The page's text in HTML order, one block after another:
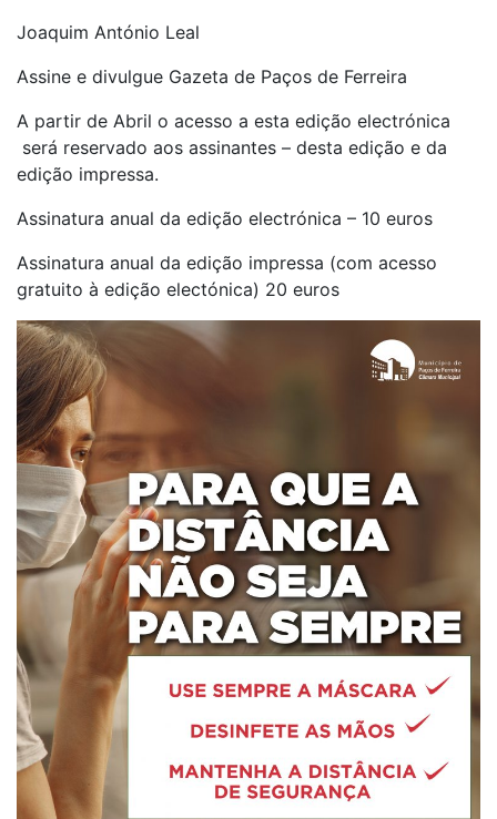
Joaquim António Leal
Assine e divulgue Gazeta de Paços de Ferreira
A partir de Abril o acesso a esta edição electrónica
será reservado aos assinantes – desta edição e da
edição impressa.
Assinatura anual da edição electrónica – 10 euros
Assinatura anual da edição impressa (com acesso
gratuito à edição electónica) 20 euros